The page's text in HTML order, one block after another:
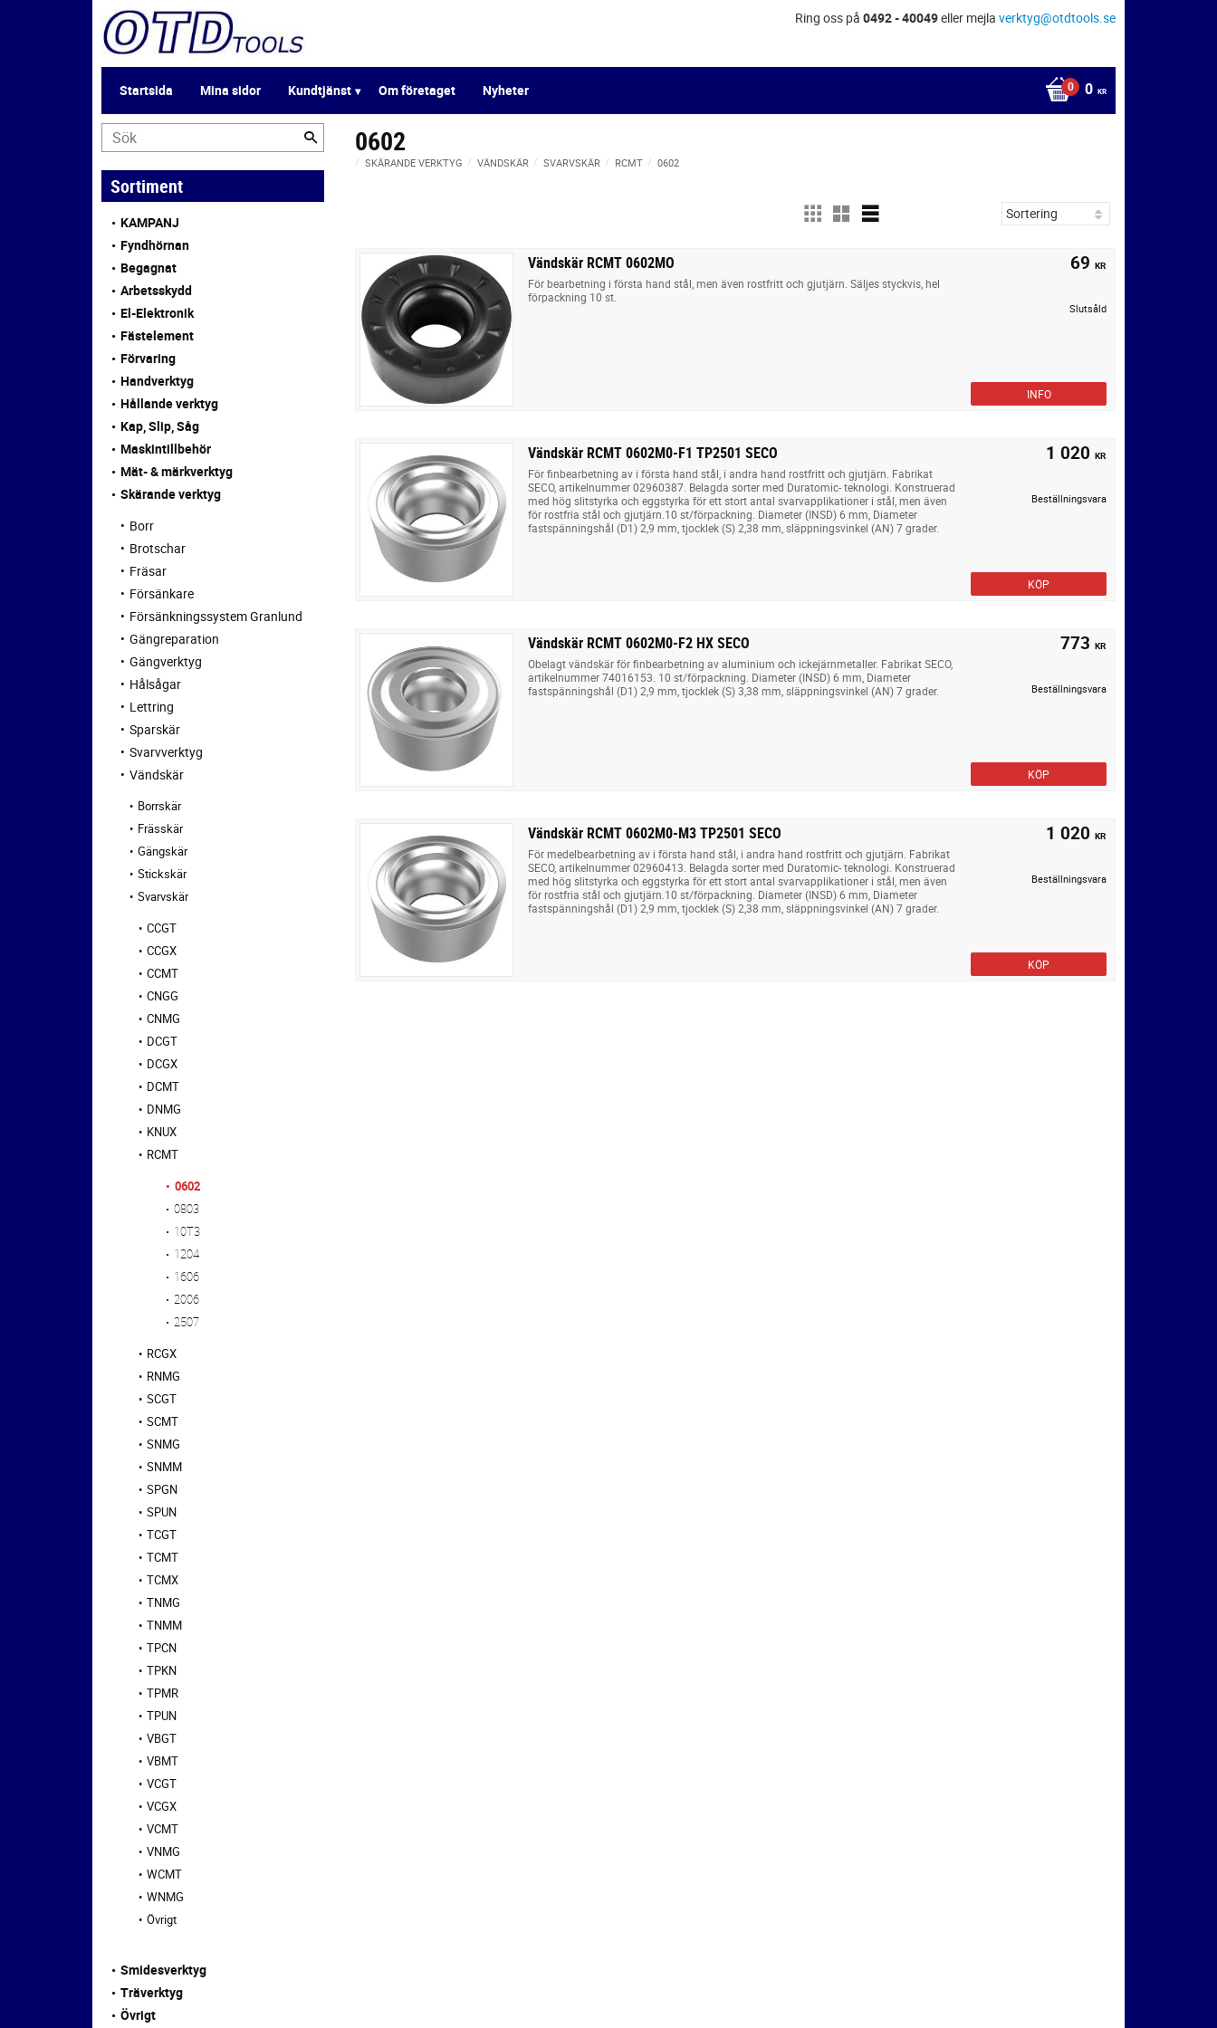
Ring oss på 0492 - 40049eller mejla verktyg@otdtools.se
Startsida Mina sidor Kundtjänst Om företaget Nyheter 0 KR
0602
SKÄRANDE VERKTYG VÄNDSKÄR SVARVSKÄR RCMT 0602
Vändskär RCMT 0602MO
För bearbetning i första hand stål, men även rostfritt och gjutjärn. Säljes styckvis, hel
förpackning 10 st.
69 KR
Slutsåld
INFO
Vändskär RCMT 0602M0-F1 TP2501 SECO
För finbearbetning av i första hand stål, i andra hand rostfritt och gjutjärn. Fabrikat
SECO, artikelnummer 02960387. Belagda sorter med Duratomic- teknologi. Konstruerad
med hög slitstyrka och eggstyrka för ett stort antal svarvapplikationer i stål, men även
för rostfria stål och gjutjärn.10 st/förpackning. Diameter (INSD) 6 mm, Diameter
fastspänningshål (D1) 2,9 mm, tjocklek (S) 2,38 mm, släppningsvinkel (AN) 7 grader.
1 020 KR
Beställningsvara
KÖP
Vändskär RCMT 0602M0-F2 HX SECO
Obelagt vändskär för finbearbetning av aluminium och ickejärnmetaller. Fabrikat SECO,
artikelnummer 74016153. 10 st/förpackning. Diameter (INSD) 6 mm, Diameter
fastspänningshål (D1) 2,9 mm, tjocklek (S) 3,38 mm, släppningsvinkel (AN) 7 grader.
773 KR
Beställningsvara
KÖP
Vändskär RCMT 0602M0-M3 TP2501 SECO
För medelbearbetning av i första hand stål, i andra hand rostfritt och gjutjärn. Fabrikat
SECO, artikelnummer 02960413. Belagda sorter med Duratomic- teknologi. Konstruerad
med hög slitstyrka och eggstyrka för ett stort antal svarvapplikationer i stål, men även
för rostfria stål och gjutjärn.10 st/förpackning. Diameter (INSD) 6 mm, Diameter
fastspänningshål (D1) 2,9 mm, tjocklek (S) 2,38 mm, släppningsvinkel (AN) 7 grader.
1 020 KR
Beställningsvara
KÖP
Sortiment
KAMPANJ
Fyndhörnan
Begagnat
Arbetsskydd
El-Elektronik
Fästelement
Förvaring
Handverktyg
Hållande verktyg
Kap, Slip, Såg
Maskintillbehör
Mät- & märkverktyg
Skärande verktyg
Borr
Brotschar
Fräsar
Försänkare
Försänkningssystem Granlund
Gängreparation
Gängverktyg
Hålsågar
Lettring
Sparskär
Svarvverktyg
Vändskär
Borrskär
Frässkär
Gängskär
Stickskär
Svarvskär
CCGT
CCGX
CCMT
CNGG
CNMG
DCGT
DCGX
DCMT
DNMG
KNUX
RCMT
0602
0803
10T3
1204
1606
2006
2507
RCGX
RNMG
SCGT
SCMT
SNMG
SNMM
SPGN
SPUN
TCGT
TCMT
TCMX
TNMG
TNMM
TPCN
TPKN
TPMR
TPUN
VBGT
VBMT
VCGT
VCGX
VCMT
VNMG
WCMT
WNMG
Övrigt
Smidesverktyg
Träverktyg
Övrigt